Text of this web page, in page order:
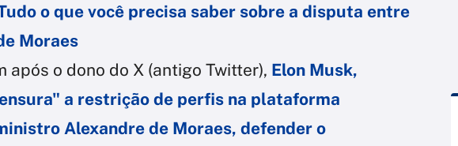
o que você precisa saber sobre a disputa entre
Moraes
após o dono do X (antigo Twitter), Elon Musk,
a restrição de perfis na plataforma
Alexandre de Moraes, defender o